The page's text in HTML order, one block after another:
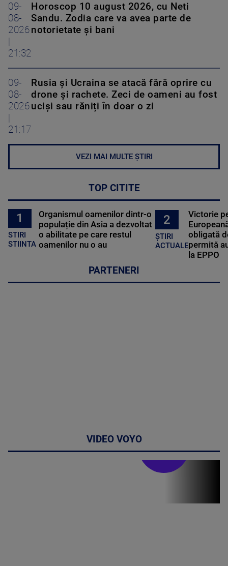
09-
08-
2026
21:32
Horoscop 10 august 2026, cu Neti
Sandu. Zodia care va avea parte de
notorietate și bani
09-
08-
2026
21:17
Rusia și Ucraina se atacă fără oprire cu
drone și rachete. Zeci de oameni au fost
uciși sau răniți în doar o zi
VEZI MAI MULTE ȘTIRI
TOP CITITE
1
STIRI
STIINTA
Organismul oamenilor dintr-o
populație din Asia a dezvoltat
o abilitate pe care restul
oamenilor nu o au
2
ȘTIRI
ACTUALE
Victorie
obligată
permită
la EPPO
PARTENERI
VIDEO VOYO
Stirile PRO TV